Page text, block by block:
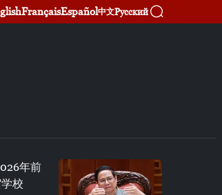
FrançaisEspañol中文Русский
年前
校